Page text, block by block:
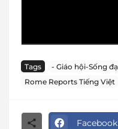
Tags - Giáo hội-Sống
Rome Reports Tiếng Việt
Facebook